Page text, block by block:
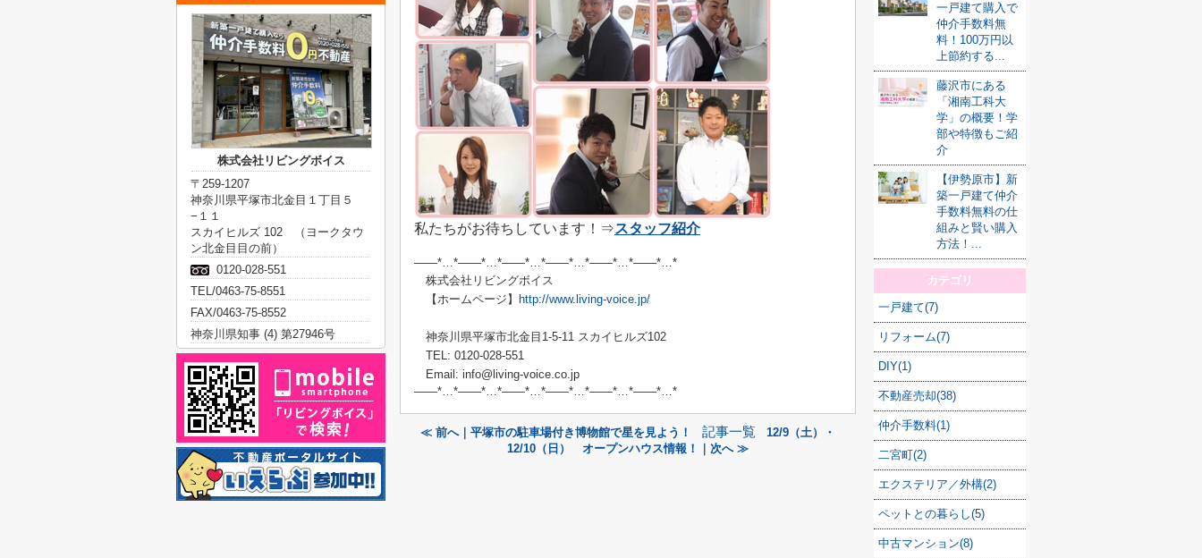
私たちがお待ちしています！⇒スタッフ紹介
——*…*——*…*——*…*——*…*——*…*——*…*
株式会社リビングボイス
【ホームページ】 http://www.living-voice.jp/
神奈川県平塚市北金目1-5-11 スカイヒルズ102
TEL: 0120-028-551
Email: info@living-voice.co.jp
——*…*——*…*——*…*——*…*——*…*——* …*
≪ 前へ｜平塚市の駐車場付き博物館で星を見よう！ 記事一覧
12/9（土）・
12/10（日） オープンハウス情報！｜次へ ≫
一戸建て購入で
仲介手数料無
料！100万円以
上節約する...
藤沢市にある
「湘南工科大
学」の概要！学
部や特徴もご紹
介
【伊勢原市】新
築一戸建て仲介
手数料無料の仕
組みと賢い購入
方法！...
カテゴリ
一戸建て(7)
リフォーム(7)
DIY(1)
不動産売却(38)
仲介手数料(1)
二宮町(2)
エクステリア／外構(2)
ペットとの暮らし(5)
中古マンション(8)
株式会社リビングボイス
〒259-1207
神奈川県平塚市北金目１丁目５
−１１
スカイヒルズ 102 （ヨークタウ
ン北金目目の前）
0120-028-551
TEL/0463-75-8551
FAX/0463-75-8552
神奈川県知事 (4) 第27946号